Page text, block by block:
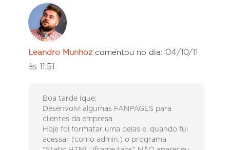
Leandro Munhoz comentou no dia: 04/10/11
às 11:51
Boa tarde Ique;
Desenvolvi algumas FANPAGES para
clientes da empresa.
Hoje foi formatar uma delas e, quando fui
acessar (como admin.) o programa